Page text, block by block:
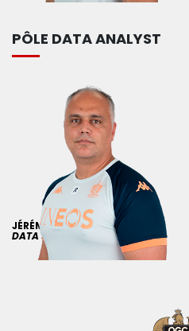
PÔLE DATA ANALYST
JÉRÉMYROSSI
DATA SCIENTIST